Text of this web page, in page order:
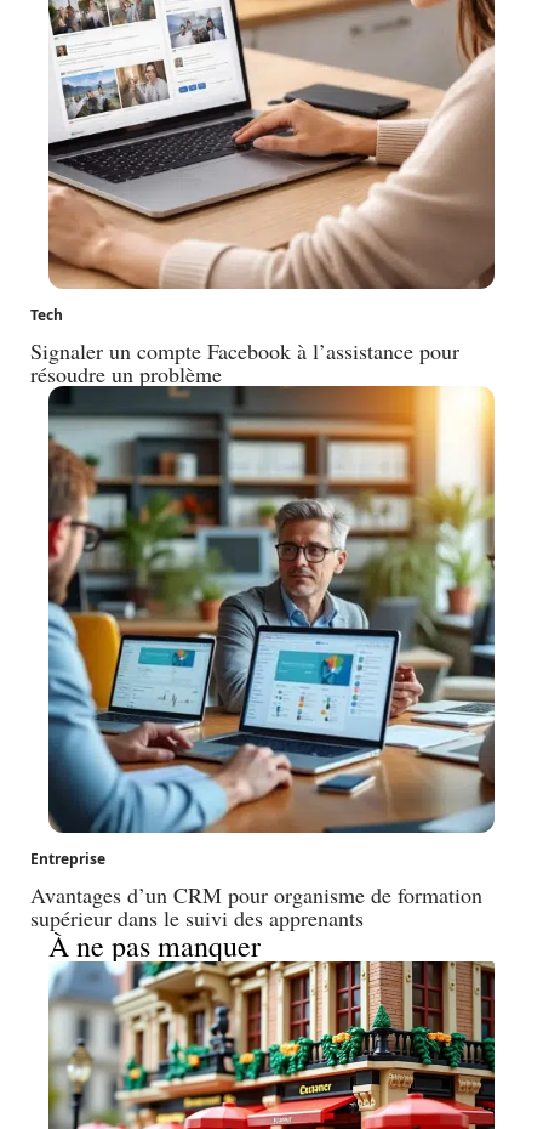
Tech
Signaler un compte Facebook à l’assistance pour
résoudre un problème
Entreprise
Avantages d’un CRM pour organisme de formation
supérieur dans le suivi des apprenants
À ne pas manquer